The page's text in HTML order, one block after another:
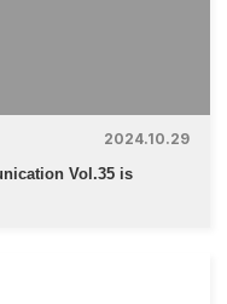
2024.10.29
Vol.35 is